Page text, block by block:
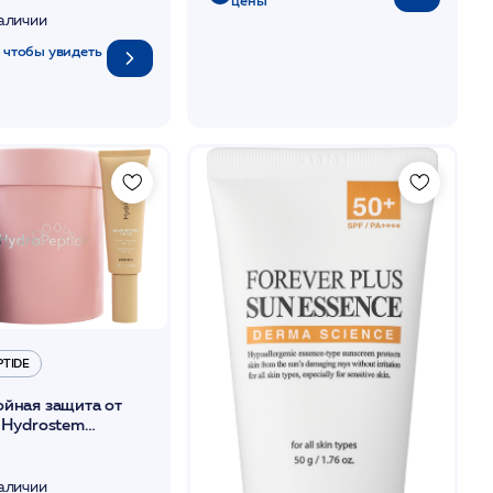
увидеть
защита от
Hydrostem
defense tinted
Serum